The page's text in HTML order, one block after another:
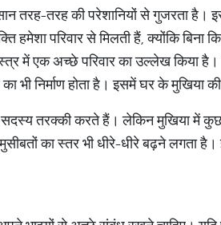
तरह-तरह की परेशानियों से गुजरता है।
हमेशा परिवार से मिलती हैं, क्योंकि
में एक अच्छे परिवार का उल्लेख किया
निर्माण होता है। इसमें घर के मुखिया की
सदस्य तरक्की करते हैं। लेकिन मुखिया में
का स्तर भी धीरे-धीरे बढ़ने लगता